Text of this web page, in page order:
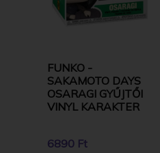
FUNKO -
SAKAMOTO DAYS
OSARAGI GYŰJTŐI
VINYL KARAKTER
6890 Ft